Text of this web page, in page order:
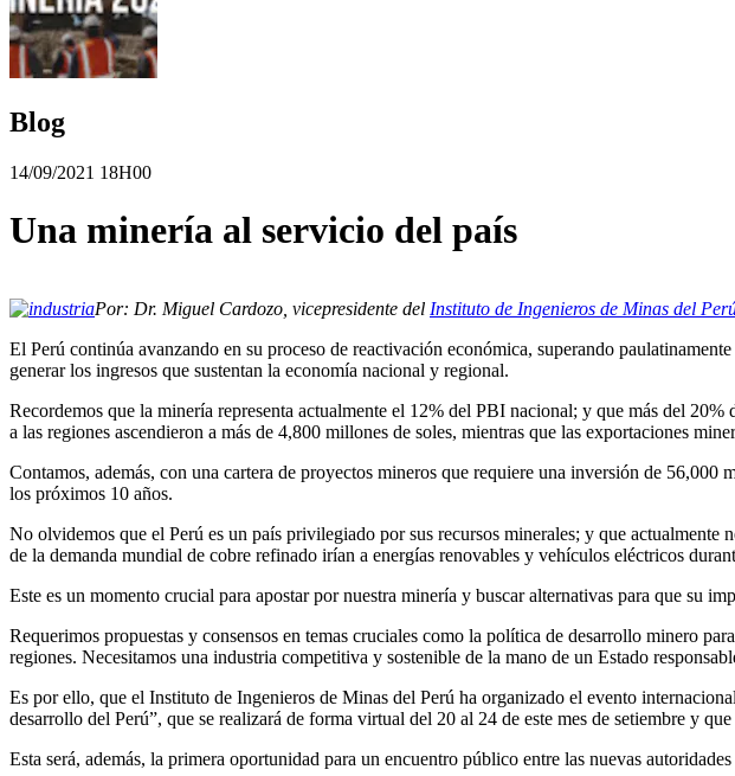
Blog
14/09/2021 18H00
Una minería al servicio del país
Por: Dr. Miguel Cardozo, vicepresidente del Instituto de Ingenieros de Minas del
El Perú continúa avanzando en su proceso de reactivación económica, superando
generar los ingresos que sustentan la economía nacional y regional.
Recordemos que la minería representa actualmente el 12% del PBI nacional; y que más del
a las regiones ascendieron a más de 4,800 millones de soles, mientras que las exportaciones
Contamos, además, con una cartera de proyectos mineros que requiere una inversión de
los próximos 10 años.
No olvidemos que el Perú es un país privilegiado por sus recursos minerales; y que
de la demanda mundial de cobre refinado irían a energías renovables y vehículos eléctricos
Este es un momento crucial para apostar por nuestra minería y buscar alternativas para que su
Requerimos propuestas y consensos en temas cruciales como la política de desarrollo minero
regiones. Necesitamos una industria competitiva y sostenible de la mano de un Estado
Es por ello, que el Instituto de Ingenieros de Minas del Perú ha organizado el evento
desarrollo del Perú”, que se realizará de forma virtual del 20 al 24 de este mes de setiembre y
Esta será, además, la primera oportunidad para un encuentro público entre las nuevas